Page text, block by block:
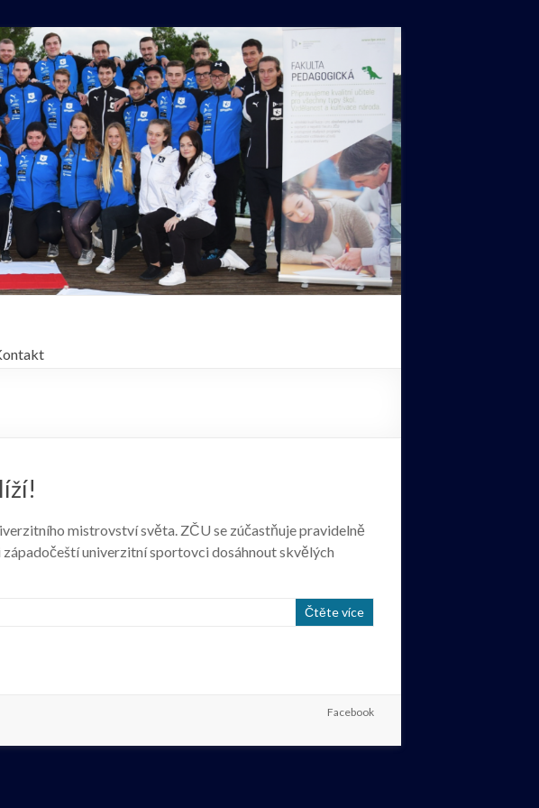
mistrovství světa. ZČU se zúčastňuje pravidelně
univerzitní sportovci dosáhnout skvělých
Čtěte více
Facebook